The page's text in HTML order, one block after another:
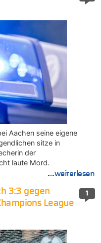
Aachen seine eigene
sitze in
der
laute Mord.
....weiterlesen
1
3:3 gegen
League